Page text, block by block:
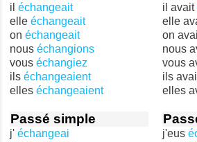
il échangeait
elle échangeait
on échangeait
nous échangions
vous échangiez
ils échangeaient
elles échangeaient
il avait
elle
on
nous
vous
ils
elles
Passé simple
j' échangeai
j'eus